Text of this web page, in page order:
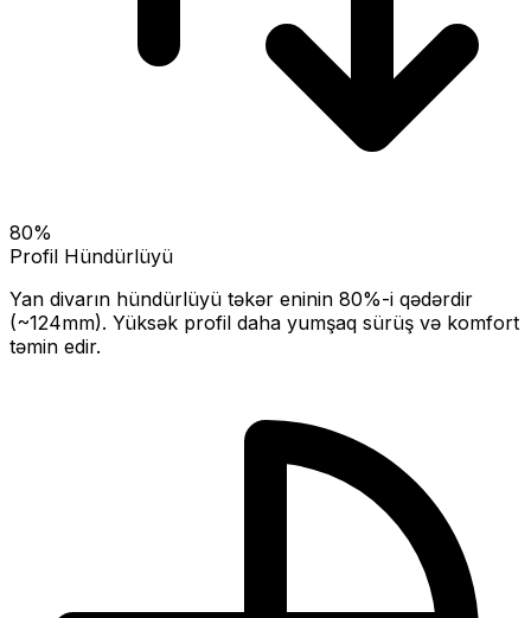
80%
Profil Hündürlüyü
Yan divarın hündürlüyü təkər eninin 80%-i qədərdir
(~124mm). Yüksək profil daha yumşaq sürüş və komfort
təmin edir.